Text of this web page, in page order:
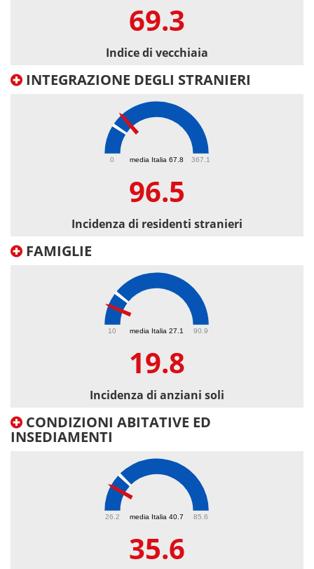
69.3
Indice di vecchiaia
INTEGRAZIONE DEGLI STRANIERI
media Italia 67.8
0 367.1
96.5
Incidenza di residenti stranieri
FAMIGLIE
media Italia 27.1
10 90.9
19.8
Incidenza di anziani soli
CONDIZIONI ABITATIVE ED
INSEDIAMENTI
media Italia 40.7
26.2 85.6
35.6